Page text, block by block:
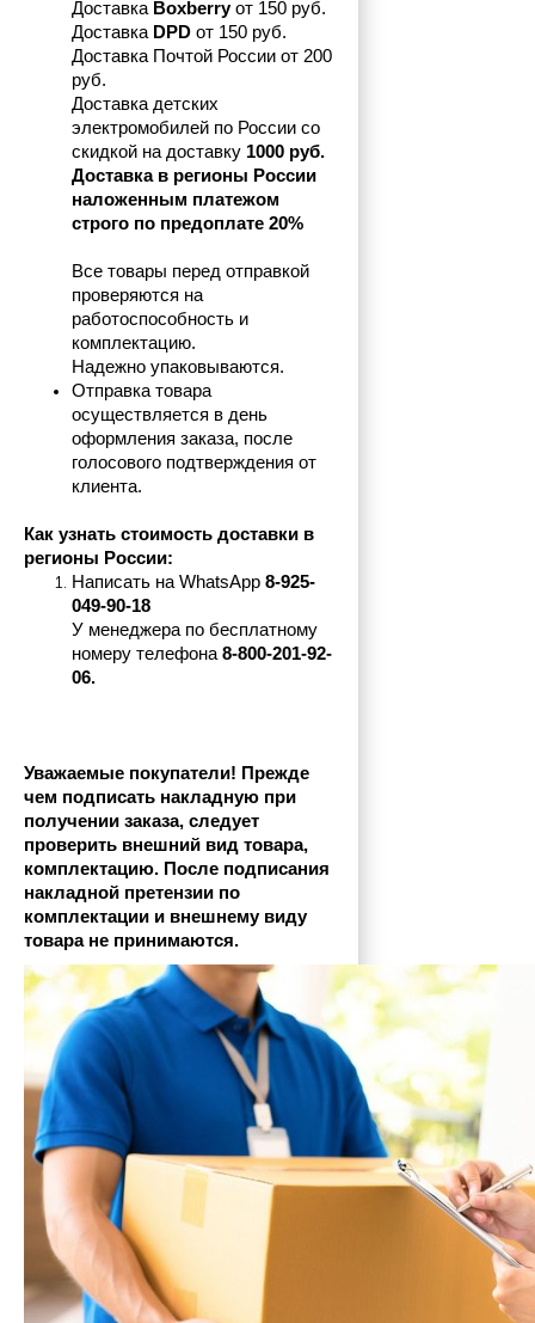
Доставка Boxberry от 150 руб.
Доставка DPD от 150 руб.
Доставка Почтой России от 200
руб.
Доставка детских
электромобилей по России со
скидкой на доставку 1000 руб.
Доставка в регионы России
наложенным платежом
строго по предоплате 20%
Все товары перед отправкой
проверяются на
работоспособность и
комплектацию.
Надежно упаковываются.
Отправка товара
осуществляется в день
оформления заказа, после
голосового подтверждения от
клиента.
Как узнать стоимость доставки в
регионы России:
Написать на WhatsApp 8-925-
049-90-18
У менеджера по бесплатному
номеру телефона 8-800-201-92-
06.
Уважаемые покупатели! Прежде
чем подписать накладную при
получении заказа, следует
проверить внешний вид товара,
комплектацию. После подписания
накладной претензии по
комплектации и внешнему виду
товара не принимаются.